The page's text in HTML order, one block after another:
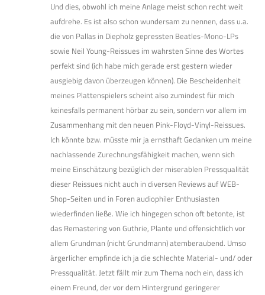
Und dies, obwohl ich meine Anlage meist schon recht weit
aufdrehe. Es ist also schon wundersam zu nennen, dass u.a.
die von Pallas in Diepholz gepressten Beatles-Mono-LPs
sowie Neil Young-Reissues im wahrsten Sinne des Wortes
perfekt sind (ich habe mich gerade erst gestern wieder
ausgiebig davon überzeugen können). Die Bescheidenheit
meines Plattenspielers scheint also zumindest für mich
keinesfalls permanent hörbar zu sein, sondern vor allem im
Zusammenhang mit den neuen Pink-Floyd-Vinyl-Reissues.
Ich könnte bzw. müsste mir ja ernsthaft Gedanken um meine
nachlassende Zurechnungsfähigkeit machen, wenn sich
meine Einschätzung bezüglich der miserablen Pressqualität
dieser Reissues nicht auch in diversen Reviews auf WEB-
Shop-Seiten und in Foren audiophiler Enthusiasten
wiederfinden ließe. Wie ich hingegen schon oft betonte, ist
das Remastering von Guthrie, Plante und offensichtlich vor
allem Grundman (nicht Grundmann) atemberaubend. Umso
ärgerlicher empfinde ich ja die schlechte Material- und/ oder
Pressqualität. Jetzt fällt mir zum Thema noch ein, dass ich
einem Freund, der vor dem Hintergrund geringerer